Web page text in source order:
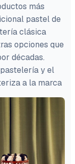
más
pastel de
clásica
opciones que
décadas.
y el
a la marca